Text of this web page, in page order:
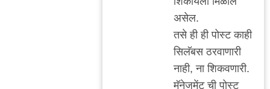
by
अतिशहाणा
असेल.
तसे ही ही पोस्ट काही
सिलॅबस ठरवाणारी
नाही, ना शिकवणारी.
मॅनेजमेंट ची पोस्ट